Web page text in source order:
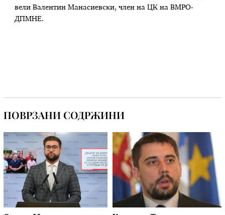
вели Валентин Манасиевски, член на ЦК на ВМРО-
ДПМНЕ.
ПОВРЗАНИ СОДРЖИНИ